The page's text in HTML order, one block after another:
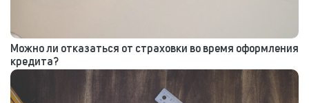
Можно ли отказаться от страховки во время оформления
кредита?